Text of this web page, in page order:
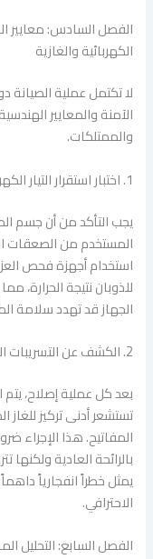
الفصل السادس: معايير
الكهربائية والغازية
لا تكتمل عملية
الآمنة والمعايير
والممتلكات.
1. اختبار استقرار التيار الكهربائي ونظام التأريض الوقائي
يجب التأكد من أن جسم
المستخدم من الصعقات
استخدام أجهزة فحص
للذوبان نتيجة
الجهاز قد تهدد سلامة
2. الكشف عن التسريبات الغازية المجهرية بالأجهزة الرقمية المتطورة
بعد كل عملية إصلاح، يتم
تستشعر أدنى تركيز
المفاتيح. هذا الإجراء
بالرائحة العادية
يمثل خطراً انفجارياً
الاحترافي.
الفصل السابع: التحليل